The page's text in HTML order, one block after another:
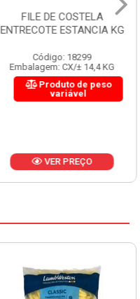
FILE DE COSTELA
ENTRECOTE ESTANCIA KG
Código: 18299
Embalagem: CX/± 14,4 KG
Produto de peso
variável
VER PREÇO